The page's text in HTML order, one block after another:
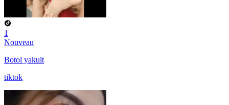
1
Nouveau
Botol yakult
tiktok